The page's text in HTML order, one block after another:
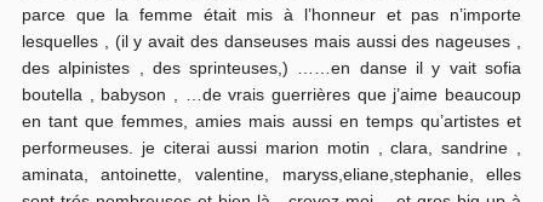
parce que la femme était mis à l’honneur et pas n’importe
lesquelles , (il y avait des danseuses mais aussi des nageuses ,
des alpinistes , des sprinteuses,) ……en danse il y vait sofia
boutella , babyson , …de vrais guerrières que j’aime beaucoup
en tant que femmes, amies mais aussi en temps qu’artistes et
performeuses. je citerai aussi marion motin , clara, sandrine ,
aminata, antoinette, valentine, maryss,eliane,stephanie, elles